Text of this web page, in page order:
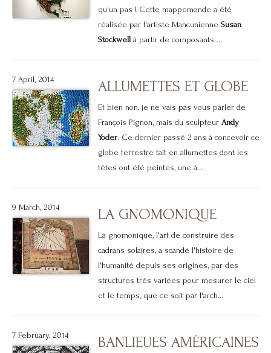
qu'un pas ! Cette mappemonde a été
réalisée par l'artiste Mancunienne Susan
Stockwell à partir de composants ...
7 April, 2014 ALLUMETTES ET GLOBE
Et bien non, je ne vais pas vous parler de
François Pignon, mais du sculpteur Andy
Yoder. Ce dernier passé 2 ans à concevoir ce
globe terrestre fait en allumettes dont les
têtes ont été peintes, une à...
9 March, 2014 LA GNOMONIQUE
La gnomonique, l'art de construire des
cadrans solaires, a scandé l'histoire de
l'humanité depuis ses origines, par des
structures très variées pour mesurer le ciel
et le temps, que ce soit par l'arch...
7 February, 2014 BANLIEUES AMÉRICAINES